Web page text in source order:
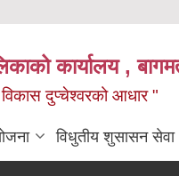
कार्यालय ,
दुप्चेश्वरको आधार "
विधुतीय शुसासन सेवा